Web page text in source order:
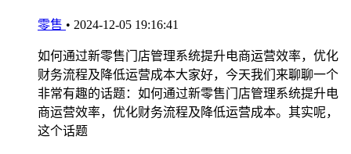
零售 • 2024-12-05 19:16:41
如何通过新零售门店管理系统提升电商运营效率，优化
财务流程及降低运营成本大家好，今天我们来聊聊一个
非常有趣的话题：如何通过新零售门店管理系统提升电
商运营效率，优化财务流程及降低运营成本。其实呢，
这个话题